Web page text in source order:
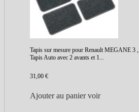
Tapis sur mesure pour Renault MEGANE 3 ,
Tapis Auto avec 2 avants et 1...
31,00 €
Ajouter au panier voir